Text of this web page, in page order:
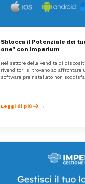
Sblocca il Potenziale dei
one" con Imperium
Nel settore della vendita di
rivenditori si trovano ad affrontare
software preinstallato non
Leggi di più